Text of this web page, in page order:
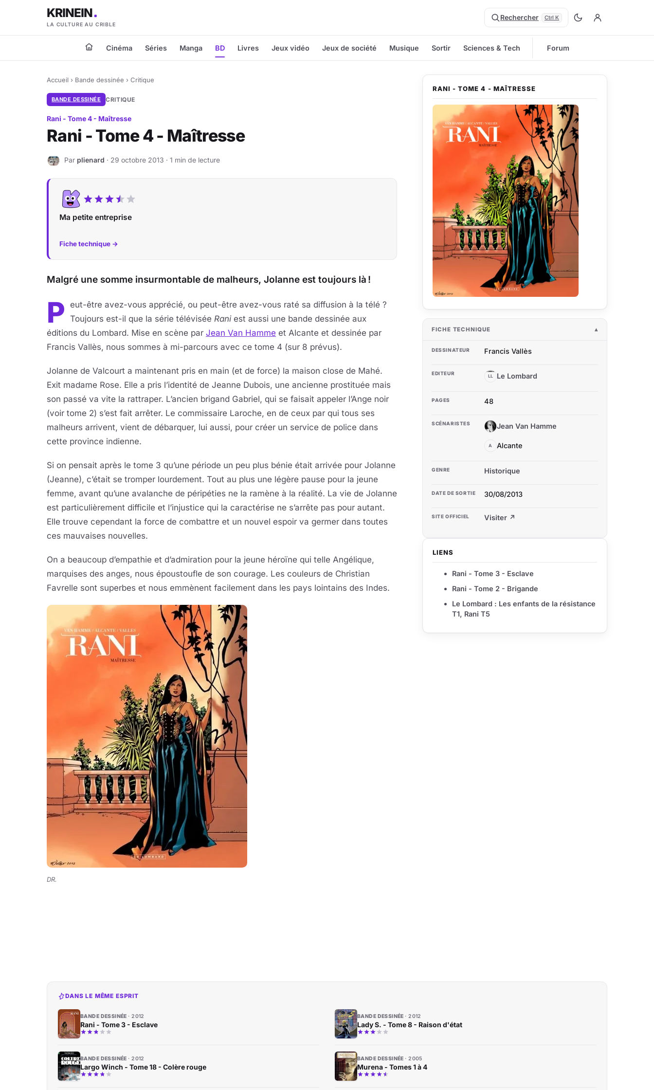
KRINEIN
LA CULTURE AU CRIBLE
Rechercher Ctrl K
Cinéma Séries Manga BD Livres Jeux vidéo Jeux de société Musique Sortir Sciences & Tech Forum
Accueil › Bande dessinée › Critique
BANDE DESSINÉE CRITIQUE
Rani - Tome 4 - Maîtresse
Rani - Tome 4 - Maîtresse
P Par plienard · 29 octobre 2013 · 1 min de lecture
Ma petite entreprise
Fiche technique →
Malgré une somme insurmontable de malheurs, Jolanne est toujours là !
P
eut-être avez-vous apprécié, ou peut-être avez-vous raté sa diffusion à la télé ?
Toujours est-il que la série télévisée Raniest aussi une bande dessinée aux
éditions du Lombard. Mise en scène par Jean Van Hamme et Alcante et dessinée par
Francis Vallès, nous sommes à mi-parcours avec ce tome 4 (sur 8 prévus).
Jolanne de Valcourt a maintenant pris en main (et de force) la maison close de Mahé.
Exit madame Rose. Elle a pris l’identité de Jeanne Dubois, une ancienne prostituée mais
son passé va vite la rattraper. L’ancien brigand Gabriel, qui se faisait appeler l’Ange noir
(voir tome 2) s’est fait arrêter. Le commissaire Laroche, en de ceux par qui tous ses
malheurs arrivent, vient de débarquer, lui aussi, pour créer un service de police dans
cette province indienne.
Si on pensait après le tome 3 qu’une période un peu plus bénie était arrivée pour Jolanne
(Jeanne), c’était se tromper lourdement. Tout au plus une légère pause pour la jeune
femme, avant qu’une avalanche de péripéties ne la ramène à la réalité. La vie de Jolanne
est particulièrement difficile et l’injustice qui la caractérise ne s’arrête pas pour autant.
Elle trouve cependant la force de combattre et un nouvel espoir va germer dans toutes
ces mauvaises nouvelles.
On a beaucoup d’empathie et d’admiration pour la jeune héroïne qui telle Angélique,
marquises des anges, nous époustoufle de son courage. Les couleurs de Christian
Favrelle sont superbes et nous emmènent facilement dans les pays lointains des Indes.
DR.
RANI - TOME 4 - MAÎTRESSE
FICHE TECHNIQUE
DESSINATEUR Francis Vallès
EDITEUR LL Le Lombard
PAGES 48
SCÉNARISTES JV Jean Van Hamme
A Alcante
GENRE Historique
DATE DE SORTIE 30/08/2013
SITE OFFICIEL Visiter ↗
LIENS
Rani - Tome 3 - Esclave
Rani - Tome 2 - Brigande
Le Lombard : Les enfants de la résistance
T1, Rani T5
DANS LE MÊME ESPRIT
BANDE DESSINÉE 2012
Rani - Tome 3 - Esclave
BANDE DESSINÉE 2012
Lady S. - Tome 8 - Raison d'état
BANDE DESSINÉE 2012
Largo Winch - Tome 18 - Colère rouge
BANDE DESSINÉE 2005
Murena - Tomes 1 à 4